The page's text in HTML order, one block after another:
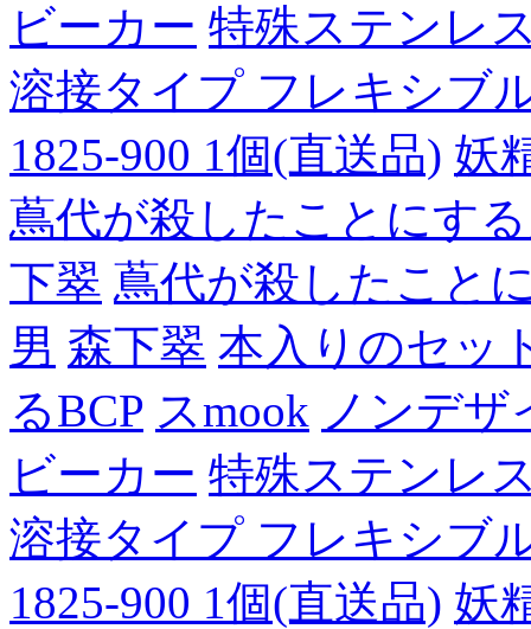
ビーカー 特殊ステンレ
溶接タイプ フレキシブ
1825-900 1個(直送品) 妖
蔦代が殺したことにす
下翠 蔦代が殺したこと
男 森下翠 本入りのセッ
るBCP スmook ノンデザ
ビーカー 特殊ステンレ
溶接タイプ フレキシブ
1825-900 1個(直送品) 妖